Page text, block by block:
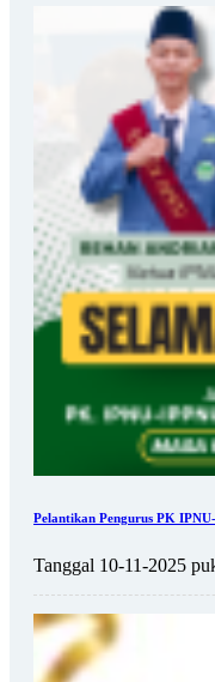
Pelantikan Pengurus PK
Tanggal 10-11-2025